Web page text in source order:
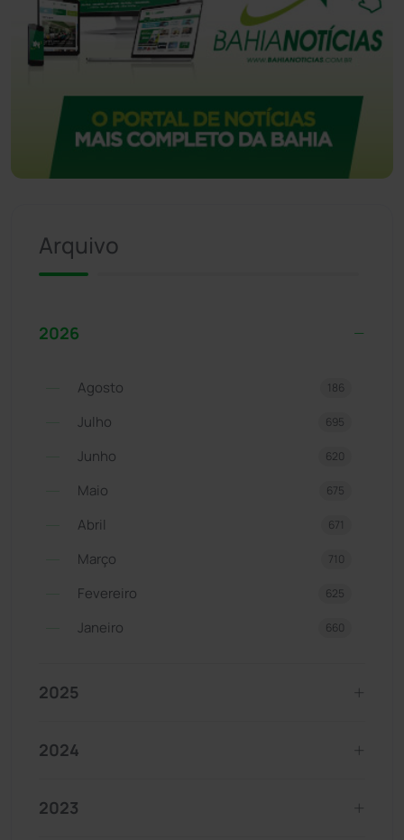
Arquivo
2026
Agosto 186
Julho 695
Junho 620
Maio 675
Abril 671
Março 710
Fevereiro 625
Janeiro 660
2025
2024
2023